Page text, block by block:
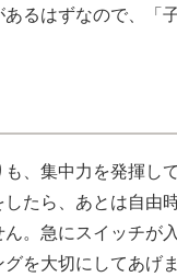
るはずなので、「
、集中力を発揮し
たら、あとは自由
。急にスイッチが
を大切にしてあげ